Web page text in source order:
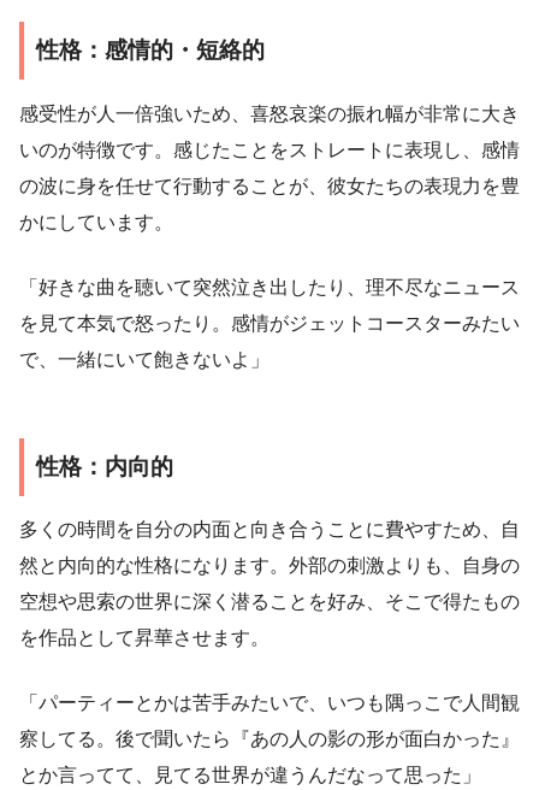
性格：感情的・短絡的
感受性が人一倍強いため、喜怒哀楽の振れ幅が非常に大き
いのが特徴です。感じたことをストレートに表現し、感情
の波に身を任せて行動することが、彼女たちの表現力を豊
かにしています。
「好きな曲を聴いて突然泣き出したり、理不尽なニュース
を見て本気で怒ったり。感情がジェットコースターみたい
で、一緒にいて飽きないよ」
性格：内向的
多くの時間を自分の内面と向き合うことに費やすため、自
然と内向的な性格になります。外部の刺激よりも、自身の
空想や思索の世界に深く潜ることを好み、そこで得たもの
を作品として昇華させます。
「パーティーとかは苦手みたいで、いつも隅っこで人間観
察してる。後で聞いたら『あの人の影の形が面白かった』
とか言ってて、見てる世界が違うんだなって思った」